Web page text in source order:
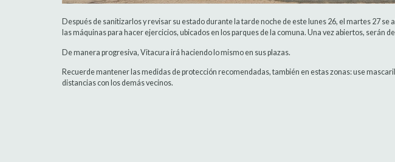
Después de sanitizarlos y revisar su estado durante la tarde noche de este lunes 26, el martes 27 se
las máquinas para hacer ejercicios, ubicados en los parques de la comuna. Una vez abiertos, serán
De manera progresiva, Vitacura irá haciendo lo mismo en sus plazas.
Recuerde mantener las medidas de protección recomendadas, también en estas zonas: use
distancias con los demás vecinos.